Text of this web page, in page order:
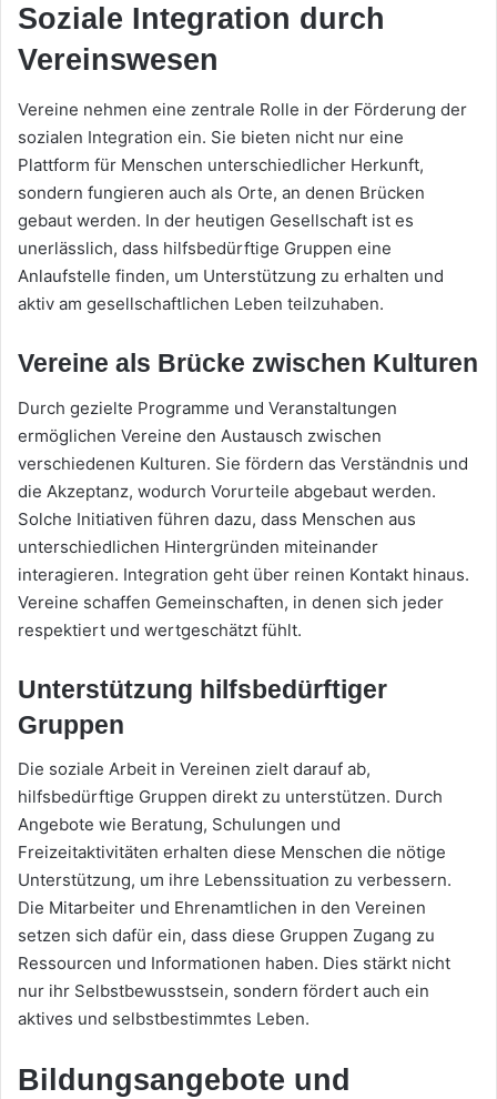
Soziale Integration durch
Vereinswesen
Vereine nehmen eine zentrale Rolle in der Förderung der
sozialen Integration ein. Sie bieten nicht nur eine
Plattform für Menschen unterschiedlicher Herkunft,
sondern fungieren auch als Orte, an denen Brücken
gebaut werden. In der heutigen Gesellschaft ist es
unerlässlich, dass hilfsbedürftige Gruppen eine
Anlaufstelle finden, um Unterstützung zu erhalten und
aktiv am gesellschaftlichen Leben teilzuhaben.
Vereine als Brücke zwischen Kulturen
Durch gezielte Programme und Veranstaltungen
ermöglichen Vereine den Austausch zwischen
verschiedenen Kulturen. Sie fördern das Verständnis und
die Akzeptanz, wodurch Vorurteile abgebaut werden.
Solche Initiativen führen dazu, dass Menschen aus
unterschiedlichen Hintergründen miteinander
interagieren. Integration geht über reinen Kontakt hinaus.
Vereine schaffen Gemeinschaften, in denen sich jeder
respektiert und wertgeschätzt fühlt.
Unterstützung hilfsbedürftiger
Gruppen
Die soziale Arbeit in Vereinen zielt darauf ab,
hilfsbedürftige Gruppen direkt zu unterstützen. Durch
Angebote wie Beratung, Schulungen und
Freizeitaktivitäten erhalten diese Menschen die nötige
Unterstützung, um ihre Lebenssituation zu verbessern.
Die Mitarbeiter und Ehrenamtlichen in den Vereinen
setzen sich dafür ein, dass diese Gruppen Zugang zu
Ressourcen und Informationen haben. Dies stärkt nicht
nur ihr Selbstbewusstsein, sondern fördert auch ein
aktives und selbstbestimmtes Leben.
Bildungsangebote und